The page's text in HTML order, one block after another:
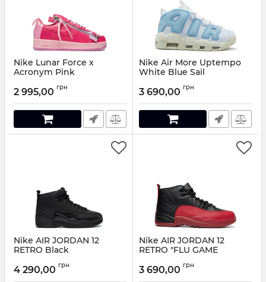
Nike Lunar Force x
Acronym Pink
2 995,00 грн
Nike Air More Uptempo
White Blue Sail
3 690,00 грн
Nike AIR JORDAN 12
RETRO Black
4 290,00 грн
Nike AIR JORDAN 12
RETRO "FLU GAME
3 690,00 грн